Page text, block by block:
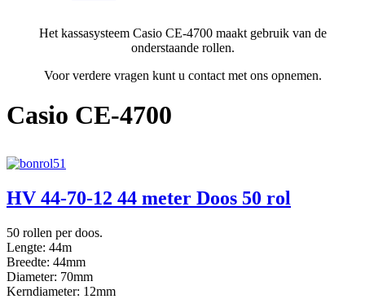
Het kassasysteem Casio CE-4700 maakt gebruik van de
onderstaande rollen.
Voor verdere vragen kunt u contact met ons opnemen.
Casio CE-4700
HV 44-70-12 44 meter Doos 50 rol
50 rollen per doos.
Lengte: 44m
Breedte: 44mm
Diameter: 70mm
Kerndiameter: 12mm